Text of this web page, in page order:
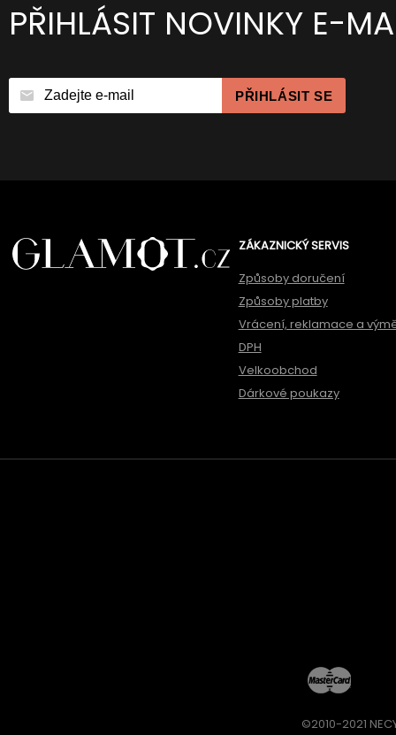
PŘIHLÁSIT NOVINKY E-
PŘIHLÁSIT SE
ZÁKAZNICKÝ SERVIS
Způsoby doručení
Způsoby platby
Vrácení, reklamace a
DPH
Velkoobchod
Dárkové poukazy
©2010-2021